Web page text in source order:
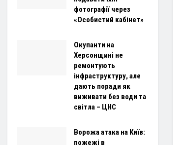
фотографії через
«Особистий кабінет»
Окупанти на
Херсонщині не
ремонтують
інфраструктуру, але
дають поради як
виживати без води та
світла – ЦНС
Ворожа атака на Київ:
пожежі в